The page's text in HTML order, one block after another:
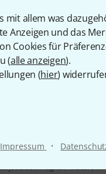
mit allem was
Anzeigen und das
Cookies für
(alle anzeigen).
(hier)
Impressum ·
dem Erhalt von E-Mail-
jederzeit möglich. Weitere